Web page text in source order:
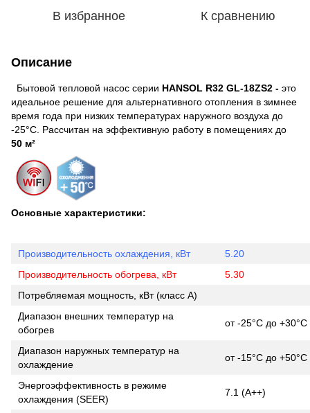
В избранное К сравнению
Описание
Бытовой тепловой насос серии HANSOL R32 GL-18ZS2 - это
идеальное решение для альтернативного отопления в зимнее
время года при низких температурах наружного воздуха до
-25°С. Рассчитан на эффективную работу в помещениях до
50 м²
Основные характеристики:
Производительность охлаждения, кВт
5.20
Производительность обогрева, кВт
5.30
Потребляемая мощность, кВт (класс А)
Диапазон внешних температур на
обогрев
от -25°С до +30°С
Диапазон наружных температур на
охлаждение
от -15°С до +50°С
Энергоэффективность в режиме
охлаждения (SEER)
7.1 (A++)